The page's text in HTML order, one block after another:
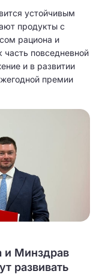
устойчивым
продукты с
рациона и
часть повседневной
и в развитии
премии
и Минздрав
развивать